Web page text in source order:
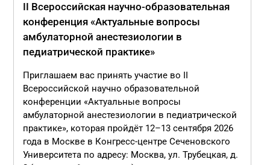
II Всероссийская научно‑образовательная
конференция «Актуальные вопросы
амбулаторной анестезиологии в
педиатрической практике»
Приглашаем вас принять участие во II
Всероссийской научно образовательной
конференции «Актуальные вопросы
амбулаторной анестезиологии в педиатрической
практике», которая пройдёт 12–13 сентября 2026
года в Москве в Конгресс-центре Сеченовского
Университета по адресу: Москва, ул. Трубецкая, д.